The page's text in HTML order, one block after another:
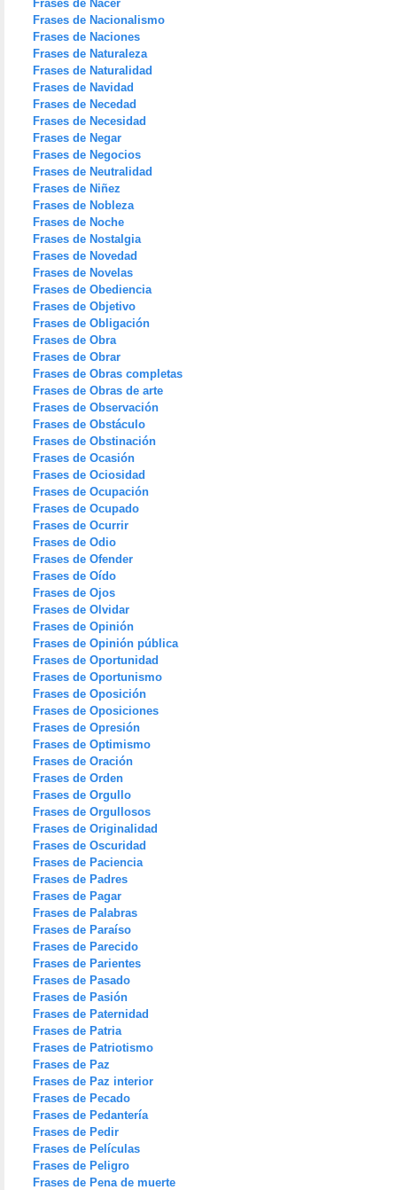
Frases de Nacer
Frases de Nacionalismo
Frases de Naciones
Frases de Naturaleza
Frases de Naturalidad
Frases de Navidad
Frases de Necedad
Frases de Necesidad
Frases de Negar
Frases de Negocios
Frases de Neutralidad
Frases de Niñez
Frases de Nobleza
Frases de Noche
Frases de Nostalgia
Frases de Novedad
Frases de Novelas
Frases de Obediencia
Frases de Objetivo
Frases de Obligación
Frases de Obra
Frases de Obrar
Frases de Obras completas
Frases de Obras de arte
Frases de Observación
Frases de Obstáculo
Frases de Obstinación
Frases de Ocasión
Frases de Ociosidad
Frases de Ocupación
Frases de Ocupado
Frases de Ocurrir
Frases de Odio
Frases de Ofender
Frases de Oído
Frases de Ojos
Frases de Olvidar
Frases de Opinión
Frases de Opinión pública
Frases de Oportunidad
Frases de Oportunismo
Frases de Oposición
Frases de Oposiciones
Frases de Opresión
Frases de Optimismo
Frases de Oración
Frases de Orden
Frases de Orgullo
Frases de Orgullosos
Frases de Originalidad
Frases de Oscuridad
Frases de Paciencia
Frases de Padres
Frases de Pagar
Frases de Palabras
Frases de Paraíso
Frases de Parecido
Frases de Parientes
Frases de Pasado
Frases de Pasión
Frases de Paternidad
Frases de Patria
Frases de Patriotismo
Frases de Paz
Frases de Paz interior
Frases de Pecado
Frases de Pedantería
Frases de Pedir
Frases de Películas
Frases de Peligro
Frases de Pena de muerte